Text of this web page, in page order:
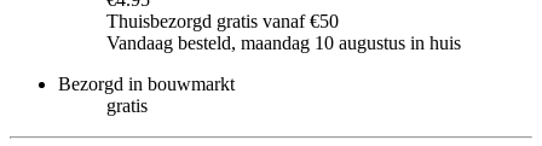
Thuisbezorgd gratis vanaf €50
Vandaag besteld, maandag 10 augustus in huis
Bezorgd in bouwmarkt
gratis